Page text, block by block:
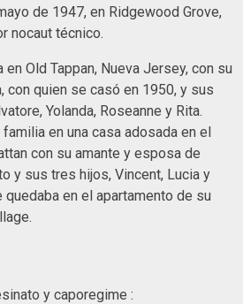
de 1947, en Ridgewood Grove,
nocaut técnico.
Old Tappan, Nueva Jersey, con su
con quien se casó en 1950, y sus
Yolanda, Roseanne y Rita.
en una casa adosada en el
con su amante y esposa de
y sus tres hijos, Vincent, Lucia y
en el apartamento de su
y caporegime :